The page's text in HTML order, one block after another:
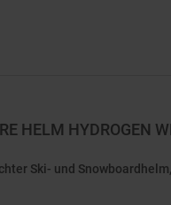
HELM HYDROGEN
Ski- und